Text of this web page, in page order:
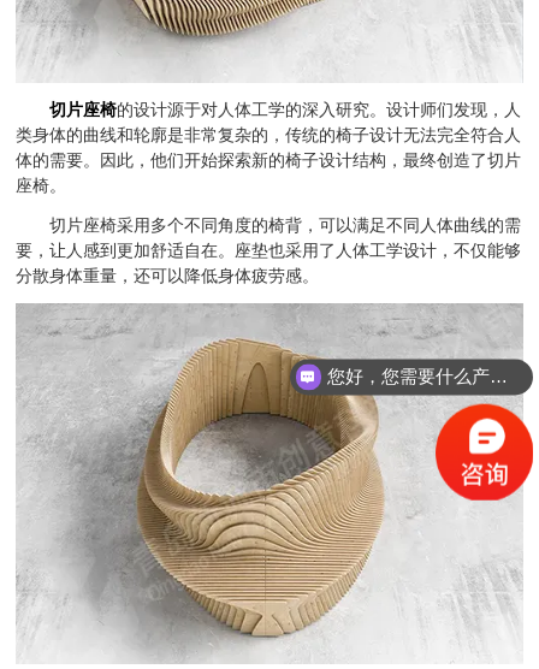
切片座椅的设计源于对人体工学的深入研究。设计师们发现，人
类身体的曲线和轮廓是非常复杂的，传统的椅子设计无法完全符合人
体的需要。因此，他们开始探索新的椅子设计结构，最终创造了切片
座椅。
切片座椅采用多个不同角度的椅背，可以满足不同人体曲线的需
要，让人感到更加舒适自在。座垫也采用了人体工学设计，不仅能够
分散身体重量，还可以降低身体疲劳感。
您好，您需要什么产品？